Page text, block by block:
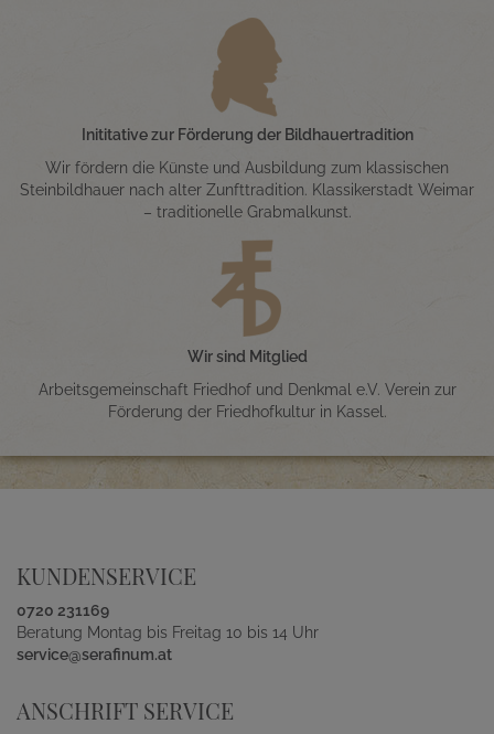
Inititative zur Förderung der Bildhauertradition
Wir fördern die Künste und Ausbildung zum klassischen
Steinbildhauer nach alter Zunfttradition. Klassikerstadt Weimar
– traditionelle Grabmalkunst.
Wir sind Mitglied
Arbeitsgemeinschaft Friedhof und Denkmal e.V. Verein zur
Förderung der Friedhofkultur in Kassel.
KUNDENSERVICE
0720 231169
Beratung Montag bis Freitag 10 bis 14 Uhr
service@serafinum.at
ANSCHRIFT SERVICE